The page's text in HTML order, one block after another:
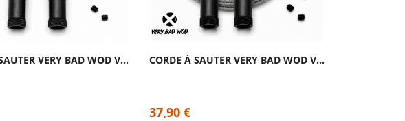
CORDE À SAUTER VERY BAD WOD VELOCITY 2.0 ROSE CORDE À SAUTER VERY BAD WOD VELOCITY 2.0...
37,90 €